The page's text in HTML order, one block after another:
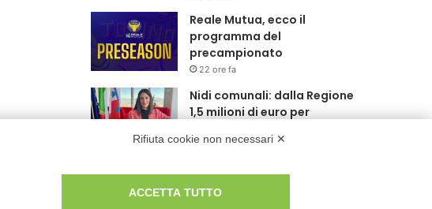
Reale Mutua, ecco il
programma del
precampionato
22 ore fa
Nidi comunali: dalla Regione
1,5 milioni di euro per
parità di tariffa
Eclissi di Sole del 12 agosto:
Rifiuta cookie non necessari ✕
ACCETTA TUTTO